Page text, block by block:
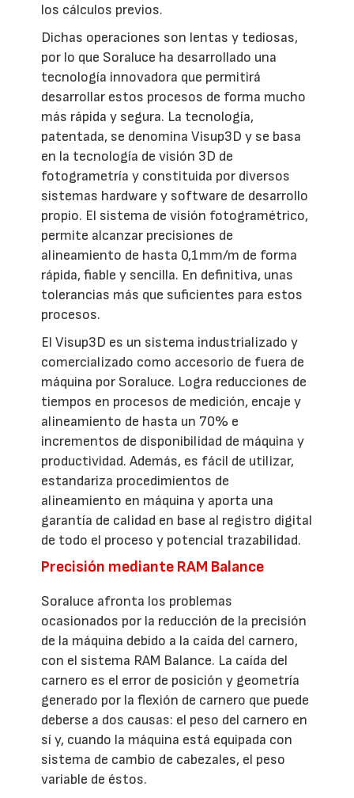
los cálculos previos.
Dichas operaciones son lentas y tediosas,
por lo que Soraluce ha desarrollado una
tecnología innovadora que permitirá
desarrollar estos procesos de forma mucho
más rápida y segura. La tecnología,
patentada, se denomina Visup3D y se basa
en la tecnología de visión 3D de
fotogrametría y constituida por diversos
sistemas hardware y software de desarrollo
propio. El sistema de visión fotogramétrico,
permite alcanzar precisiones de
alineamiento de hasta 0,1mm/m de forma
rápida, fiable y sencilla. En definitiva, unas
tolerancias más que suficientes para estos
procesos.
El Visup3D es un sistema industrializado y
comercializado como accesorio de fuera de
máquina por Soraluce. Logra reducciones de
tiempos en procesos de medición, encaje y
alineamiento de hasta un 70% e
incrementos de disponibilidad de máquina y
productividad. Además, es fácil de utilizar,
estandariza procedimientos de
alineamiento en máquina y aporta una
garantía de calidad en base al registro digital
de todo el proceso y potencial trazabilidad.
Precisión mediante RAM Balance
Soraluce afronta los problemas
ocasionados por la reducción de la precisión
de la máquina debido a la caída del carnero,
con el sistema RAM Balance. La caída del
carnero es el error de posición y geometría
generado por la flexión de carnero que puede
deberse a dos causas: el peso del carnero en
sí y, cuando la máquina está equipada con
sistema de cambio de cabezales, el peso
variable de éstos.